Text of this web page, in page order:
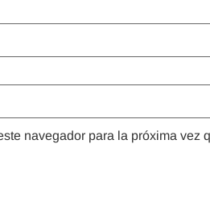
navegador para la próxima vez